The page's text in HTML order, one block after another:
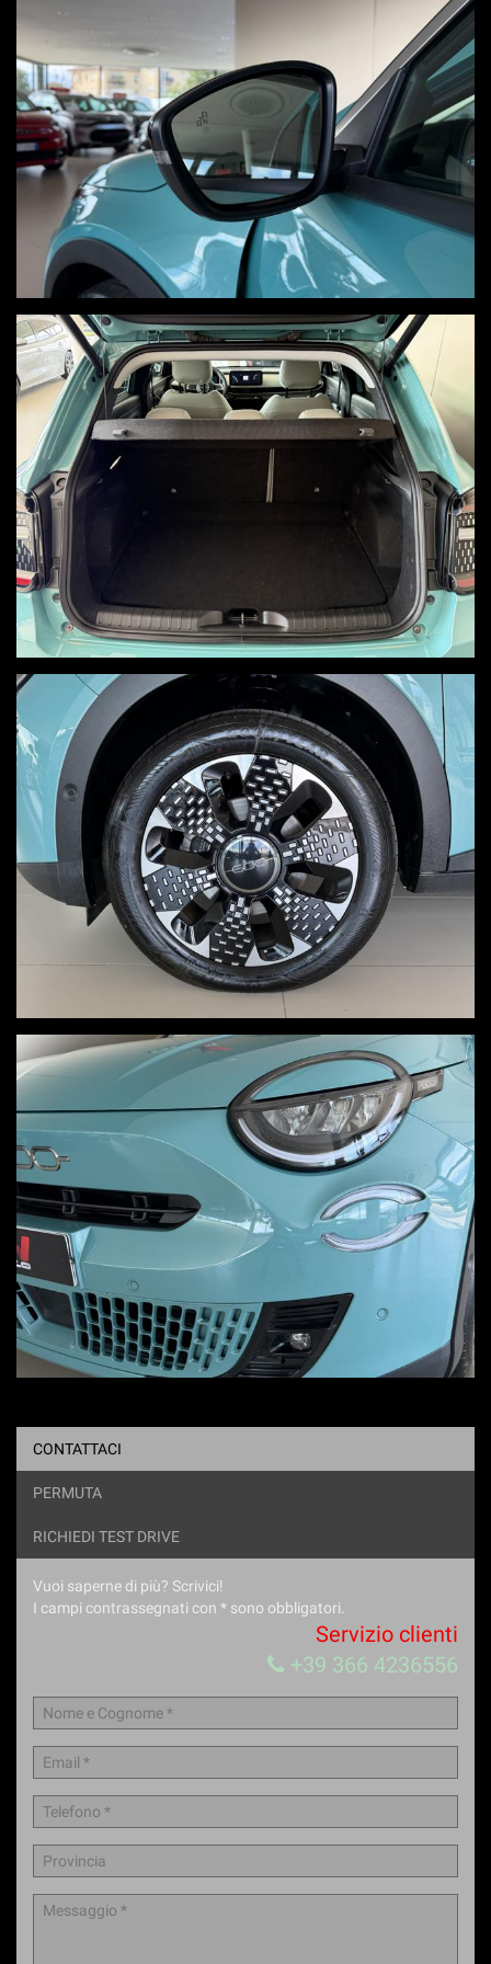
CONTATTACI
PERMUTA
RICHIEDI TEST DRIVE
Vuoi saperne di più? Scrivici!
I campi contrassegnati con * sono obbligatori.
Servizio clienti
+39 366 4236556